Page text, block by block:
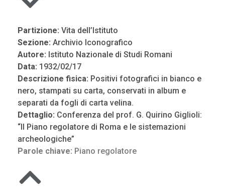
Partizione: Vita dell’Istituto
Sezione: Archivio Iconografico
Autore: Istituto Nazionale di Studi Romani
Data: 1932/02/17
Descrizione fisica: Positivi fotografici in bianco e
nero, stampati su carta, conservati in album e
separati da fogli di carta velina.
Dettaglio: Conferenza del prof. G. Quirino Giglioli:
“Il Piano regolatore di Roma e le sistemazioni
archeologiche”
Parole chiave: Piano regolatore